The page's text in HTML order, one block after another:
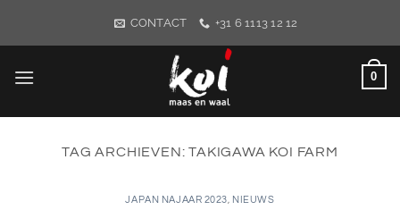
CONTACT +31 6 1113 12 12
0
TAG ARCHIEVEN:TAKIGAWA KOI FARM
JAPAN NAJAAR 2023 NIEUWS